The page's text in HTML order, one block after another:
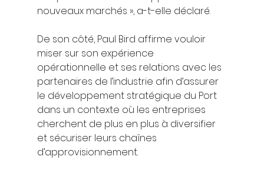
nouveaux marchés », a-t-elle déclaré.
De son côté, Paul Bird affirme vouloir
miser sur son expérience
opérationnelle et ses relations avec les
partenaires de l’industrie afin d’assurer
le développement stratégique du Port
dans un contexte où les entreprises
cherchent de plus en plus à diversifier
et sécuriser leurs chaînes
d’approvisionnement.